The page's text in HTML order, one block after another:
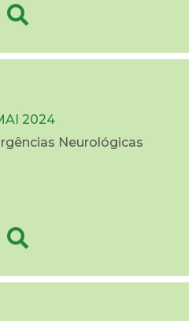
2024
Neurológicas